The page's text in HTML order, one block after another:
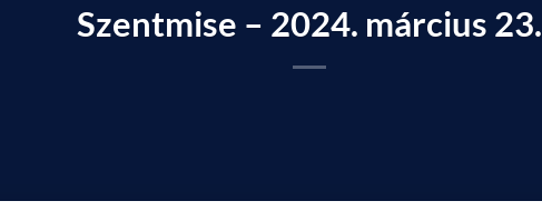
Szentmise – 2024. március 23.